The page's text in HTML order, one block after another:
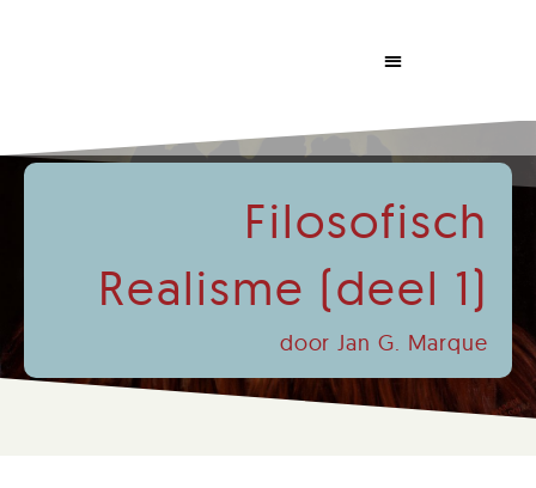
Filosofisch
Realisme (deel 1)
door Jan G. Marque